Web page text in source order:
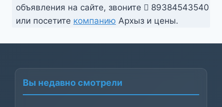
объявления на сайте, звоните
89384543540
или посетите компанию Архыз и цены.
Вы недавно смотрели